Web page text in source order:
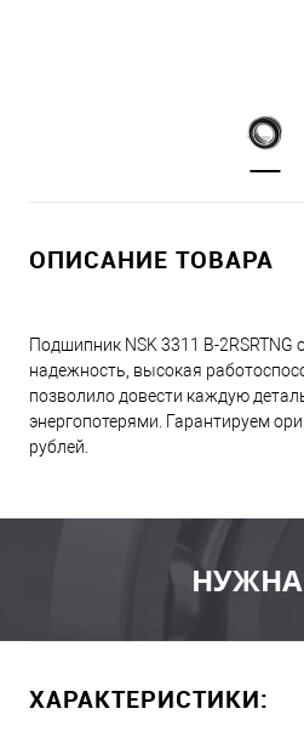
ОПИСАНИЕ ТОВАРА
Подшипник NSK 3311 B-
надежность, высокая
позволило довести каждую
энергопотерями. Гарантируем
рублей.
ХАРАКТЕРИСТИКИ: